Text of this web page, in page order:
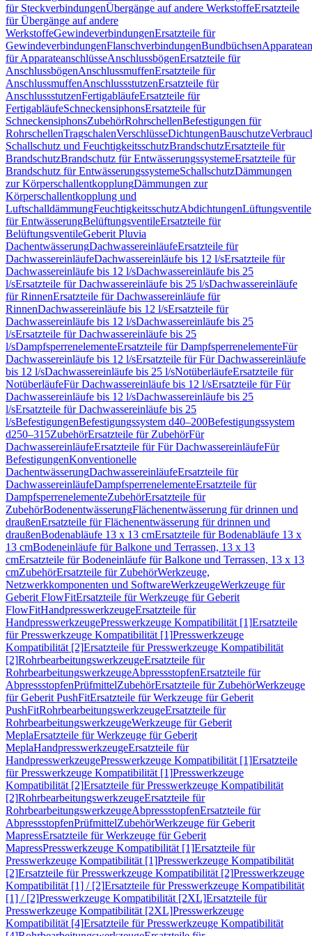
für SteckverbindungenÜbergänge auf andere WerkstoffeErsatzteile
für Übergänge auf andere
WerkstoffeGewindeverbindungenErsatzteile für
GewindeverbindungenFlanschverbindungenBundbüchsen
für ApparateanschlüsseAnschlussbögenErsatzteile für
AnschlussbögenAnschlussmuffenErsatzteile für
AnschlussmuffenAnschlussstutzenErsatzteile für
AnschlussstutzenFertigabläufeErsatzteile für
FertigabläufeSchneckensiphonsErsatzteile für
SchneckensiphonsZubehörRohrschellenBefestigungen für
RohrschellenTragschalenVerschlüsseDichtungenBauschutze
Schallschutz und FeuchtigkeitsschutzBrandschutzErsatzteile für
BrandschutzBrandschutz für EntwässerungssystemeErsatzteile für
Brandschutz für EntwässerungssystemeSchallschutzDämmungen
zur KörperschallentkopplungDämmungen zur
Körperschallentkopplung und
LuftschalldämmungFeuchtigkeitsschutzAbdichtungenLüftungsventile
für EntwässerungBelüftungsventileErsatzteile für
BelüftungsventileGeberit Pluvia
DachentwässerungDachwassereinläufeErsatzteile für
DachwassereinläufeDachwassereinläufe bis 12 l/sErsatzteile für
Dachwassereinläufe bis 12 l/sDachwassereinläufe bis 25
l/sErsatzteile für Dachwassereinläufe bis 25 l/sDachwassereinläufe
für RinnenErsatzteile für Dachwassereinläufe für
RinnenDachwassereinläufe bis 12 l/sErsatzteile für
Dachwassereinläufe bis 12 l/sDachwassereinläufe bis 25
l/sErsatzteile für Dachwassereinläufe bis 25
l/sDampfsperrenelementeErsatzteile für DampfsperrenelementeFür
Dachwassereinläufe bis 12 l/sErsatzteile für Für Dachwassereinläufe
bis 12 l/sDachwassereinläufe bis 25 l/sNotüberläufeErsatzteile für
NotüberläufeFür Dachwassereinläufe bis 12 l/sErsatzteile für Für
Dachwassereinläufe bis 12 l/sDachwassereinläufe bis 25
l/sErsatzteile für Dachwassereinläufe bis 25
l/sBefestigungenBefestigungssystem d40–200Befestigungssystem
d250–315ZubehörErsatzteile für ZubehörFür
DachwassereinläufeErsatzteile für Für DachwassereinläufeFür
BefestigungenKonventionelle
DachentwässerungDachwassereinläufeErsatzteile für
DachwassereinläufeDampfsperrenelementeErsatzteile für
DampfsperrenelementeZubehörErsatzteile für
ZubehörBodenentwässerungFlächenentwässerung für drinnen und
draußenErsatzteile für Flächenentwässerung für drinnen und
draußenBodenabläufe 13 x 13 cmErsatzteile für Bodenabläufe 13 x
13 cmBodeneinläufe für Balkone und Terrassen, 13 x 13
cmErsatzteile für Bodeneinläufe für Balkone und Terrassen, 13 x 13
cmZubehörErsatzteile für ZubehörWerkzeuge,
Netzwerkkomponenten und SoftwareWerkzeugeWerkzeuge für
Geberit FlowFitErsatzteile für Werkzeuge für Geberit
FlowFitHandpresswerkzeugeErsatzteile für
HandpresswerkzeugePresswerkzeuge Kompatibilität [1]Ersatzteile
für Presswerkzeuge Kompatibilität [1]Presswerkzeuge
Kompatibilität [2]Ersatzteile für Presswerkzeuge Kompatibilität
[2]RohrbearbeitungswerkzeugeErsatzteile für
RohrbearbeitungswerkzeugeAbpressstopfenErsatzteile für
AbpressstopfenPrüfmittelZubehörErsatzteile für ZubehörWerkzeuge
für Geberit PushFitErsatzteile für Werkzeuge für Geberit
PushFitRohrbearbeitungswerkzeugeErsatzteile für
RohrbearbeitungswerkzeugeWerkzeuge für Geberit
MeplaErsatzteile für Werkzeuge für Geberit
MeplaHandpresswerkzeugeErsatzteile für
HandpresswerkzeugePresswerkzeuge Kompatibilität [1]Ersatzteile
für Presswerkzeuge Kompatibilität [1]Presswerkzeuge
Kompatibilität [2]Ersatzteile für Presswerkzeuge Kompatibilität
[2]RohrbearbeitungswerkzeugeErsatzteile für
RohrbearbeitungswerkzeugeAbpressstopfenErsatzteile für
AbpressstopfenPrüfmittelZubehörWerkzeuge für Geberit
MapressErsatzteile für Werkzeuge für Geberit
MapressPresswerkzeuge Kompatibilität [1]Ersatzteile für
Presswerkzeuge Kompatibilität [1]Presswerkzeuge Kompatibilität
[2]Ersatzteile für Presswerkzeuge Kompatibilität [2]Presswerkzeuge
Kompatibilität [1] / [2]Ersatzteile für Presswerkzeuge Kompatibilität
[1] / [2]Presswerkzeuge Kompatibilität [2XL]Ersatzteile für
Presswerkzeuge Kompatibilität [2XL]Presswerkzeuge
Kompatibilität [4]Ersatzteile für Presswerkzeuge Kompatibilität